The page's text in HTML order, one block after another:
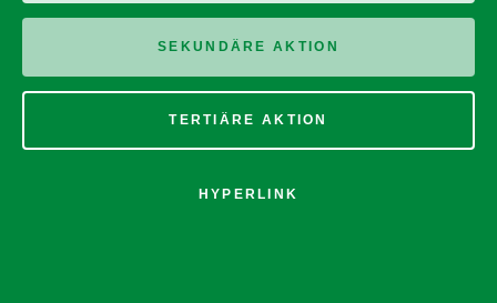
SEKUNDÄRE AKTION
TERTIÄRE AKTION
HYPERLINK